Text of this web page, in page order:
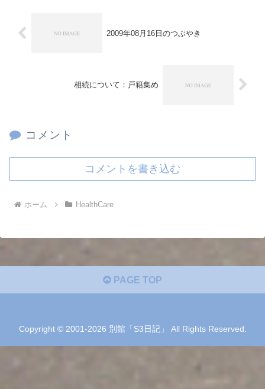
2009年08月16日のつぶやき
相続について：戸籍集め
コメント
コメントを書き込む
ホーム HealthCare
PAGE TOP
Copyright © 2001-2026 別館「S3日記」 All Rights Reserved.